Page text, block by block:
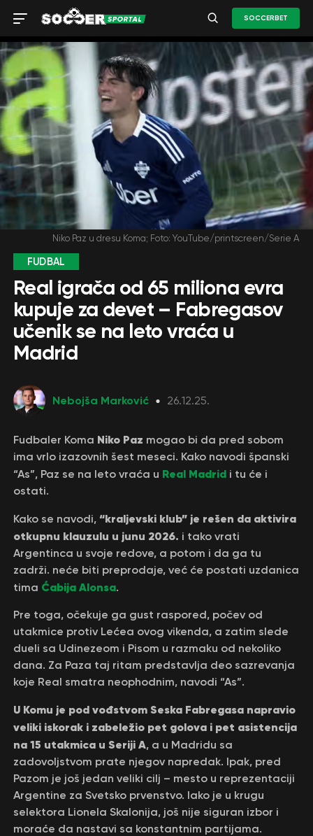
SOCCERBET
Niko Paz u dresu Koma; Foto: YouTube/printscreen/Serie A
FUDBAL
Real igrača od 65 miliona evra
kupuje za devet – Fabregasov
učenik se na leto vraća u
Madrid
Nebojša Marković 26.12.25.
Fudbaler Koma Niko Paz mogao bi da pred sobom
ima vrlo izazovnih šest meseci. Kako navodi španski
“As”, Paz se na leto vraća u Real Madridi tu će i
ostati.
Kako se navodi,“kraljevski klub” je rešen da aktivira
otkupnu klauzulu u junu 2026. i tako vrati
Argentinca u svoje redove, a potom i da ga tu
zadrži. neće biti preprodaje, već će postati uzdanica
tima Ćabija Alonsa.
Pre toga, očekuje ga gust raspored, počev od
utakmice protiv Lećea ovog vikenda, a zatim slede
dueli sa Udinezeom i Pisom u razmaku od nekoliko
dana. Za Paza taj ritam predstavlja deo sazrevanja
koje Real smatra neophodnim, navodi “As”.
U Komu je pod vođstvom Seska Fabregasa napravio
veliki iskorak i zabeležio pet golova i pet asistencija
na 15 utakmica u Seriji A, a u Madridu sa
zadovoljstvom prate njegov napredak. Ipak, pred
Pazom je još jedan veliki cilj – mesto u reprezentaciji
Argentine za Svetsko prvenstvo. Iako je u krugu
selektora Lionela Skalonija, još nije siguran izbor i
moraće da nastavi sa konstantnim partijama.